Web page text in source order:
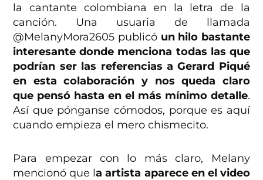
la cantante colombiana en la letra de la
canción. Una usuaria de llamada
@MelanyMora2605 publicó un hilo bastante
interesante donde menciona todas las que
podrían ser las referencias a Gerard Piqué
en esta colaboración y nos queda claro
que pensó hasta en el más mínimo detalle.
Así que pónganse cómodos, porque es aquí
cuando empieza el mero chismecito.
Para empezar con lo más claro, Melany
mencionó que la artista aparece en el video